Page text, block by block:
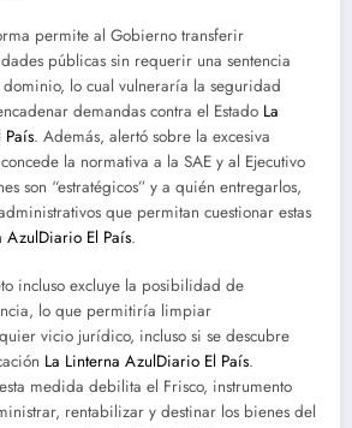
permite al Gobierno transferir
públicas sin requerir una sentencia
lo cual vulneraría la seguridad
demandas contra el Estado La
. Además, alertó sobre la excesiva
la normativa a la SAE y al Ejecutivo
son “estratégicos” y a quién entregarlos,
que permitan cuestionar estas
AzulDiario El País.
incluso excluye la posibilidad de
lo que permitiría limpiar
vicio jurídico, incluso si se descubre
La Linterna AzulDiario El País.
medida debilita el Frisco, instrumento
rentabilizar y destinar los bienes del